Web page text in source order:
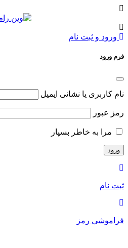
ورود و ثبت نام
فرم ورود
نام کاربری یا نشانی ایمیل
رمز عبور
مرا به خاطر بسپار
ثبت نام
فراموشی رمز